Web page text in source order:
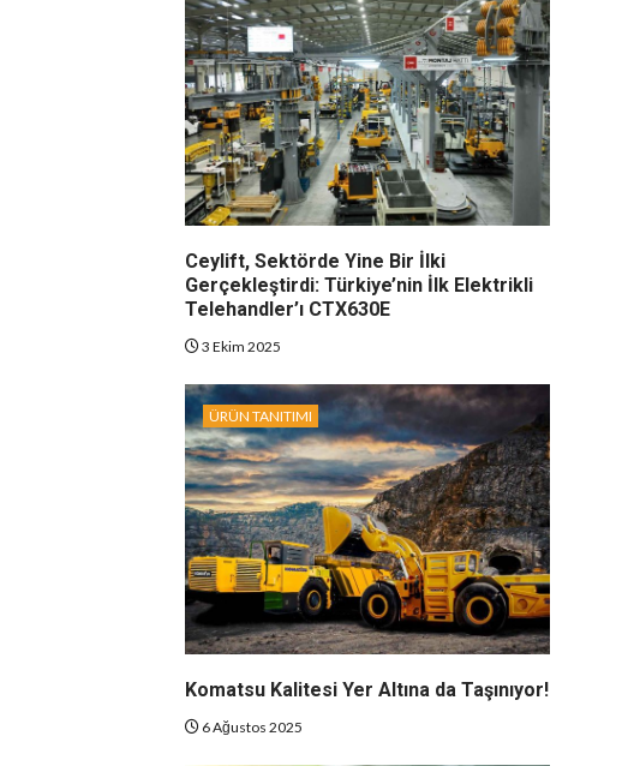
Ceylift, Sektörde Yine Bir İlki
Gerçekleştirdi: Türkiye’nin İlk Elektrikli
Telehandler’ı CTX630E
3 Ekim 2025
ÜRÜN TANITIMI
Komatsu Kalitesi Yer Altına da Taşınıyor!
6 Ağustos 2025